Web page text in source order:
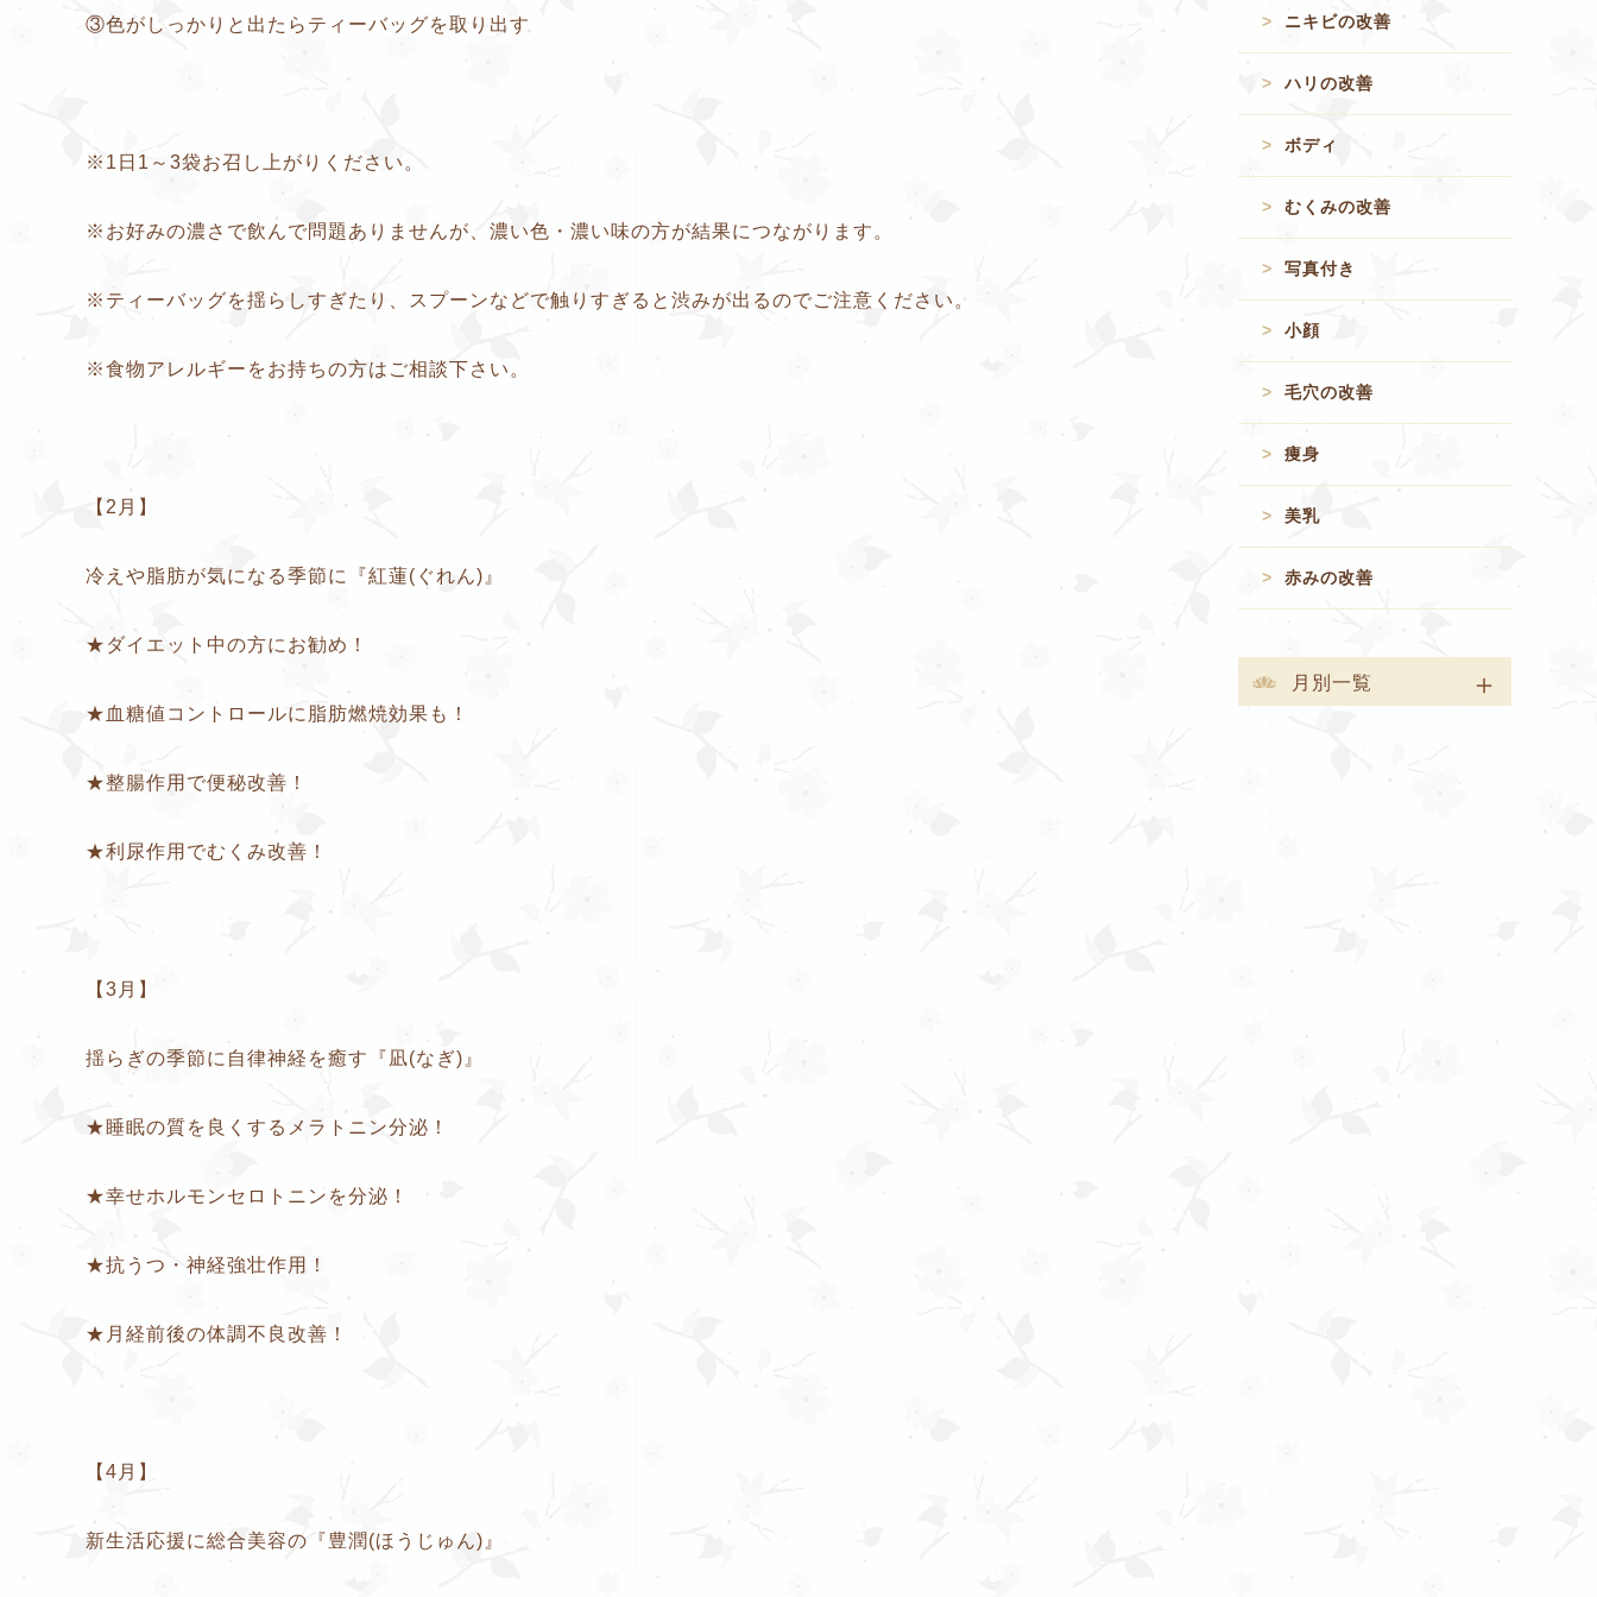
③色がしっかりと出たらティーバッグを取り出す
※1日1～3袋お召し上がりください。
※お好みの濃さで飲んで問題ありませんが、濃い色・濃い味の方が結果につながります。
※ティーバッグを揺らしすぎたり、スプーンなどで触りすぎると渋みが出るのでご注意ください。
※食物アレルギーをお持ちの方はご相談下さい。
【2月】
冷えや脂肪が気になる季節に『紅蓮(ぐれん)』
★ダイエット中の方にお勧め！
★血糖値コントロールに脂肪燃焼効果も！
★整腸作用で便秘改善！
★利尿作用でむくみ改善！
【3月】
揺らぎの季節に自律神経を癒す『凪(なぎ)』
★睡眠の質を良くするメラトニン分泌！
★幸せホルモンセロトニンを分泌！
★抗うつ・神経強壮作用！
★月経前後の体調不良改善！
【4月】
新生活応援に総合美容の『豊潤(ほうじゅん)』
ニキビの改善
ハリの改善
ボディ
むくみの改善
写真付き
小顔
毛穴の改善
痩身
美乳
赤みの改善
月別一覧